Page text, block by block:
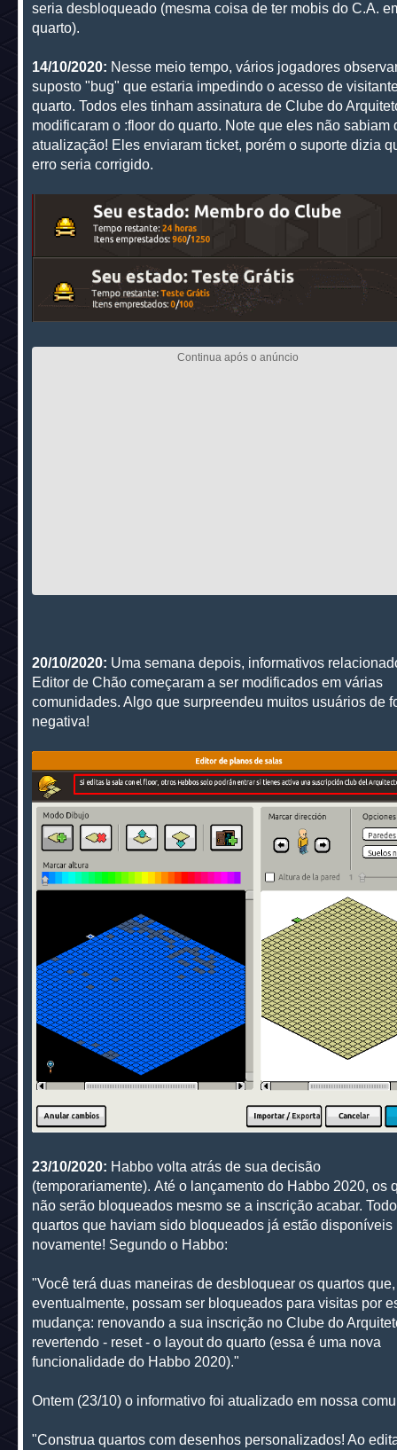
seria desbloqueado (mesma coisa de ter mobis do C.A.
quarto).
14/10/2020: Nesse meio tempo, vários jogadores
suposto "bug" que estaria impedindo o acesso de
quarto. Todos eles tinham assinatura de Clube do
modificaram o :floor do quarto. Note que eles não sabiam
atualização! Eles enviaram ticket, porém o suporte dizia
erro seria corrigido.
20/10/2020: Uma semana depois, informativos
Editor de Chão começaram a ser modificados em várias
comunidades. Algo que surpreendeu muitos usuários de
negativa!
23/10/2020: Habbo volta atrás de sua decisão
(temporariamente). Até o lançamento do Habbo 2020, os
não serão bloqueados mesmo se a inscrição acabar.
quartos que haviam sido bloqueados já estão disponíveis
novamente! Segundo o Habbo:
"Você terá duas maneiras de desbloquear os quartos que,
eventualmente, possam ser bloqueados para visitas por
mudança: renovando a sua inscrição no Clube do
revertendo - reset - o layout do quarto (essa é uma nova
funcionalidade do Habbo 2020)."
Ontem (23/10) o informativo foi atualizado em nossa
"Construa quartos com desenhos personalizados! Ao